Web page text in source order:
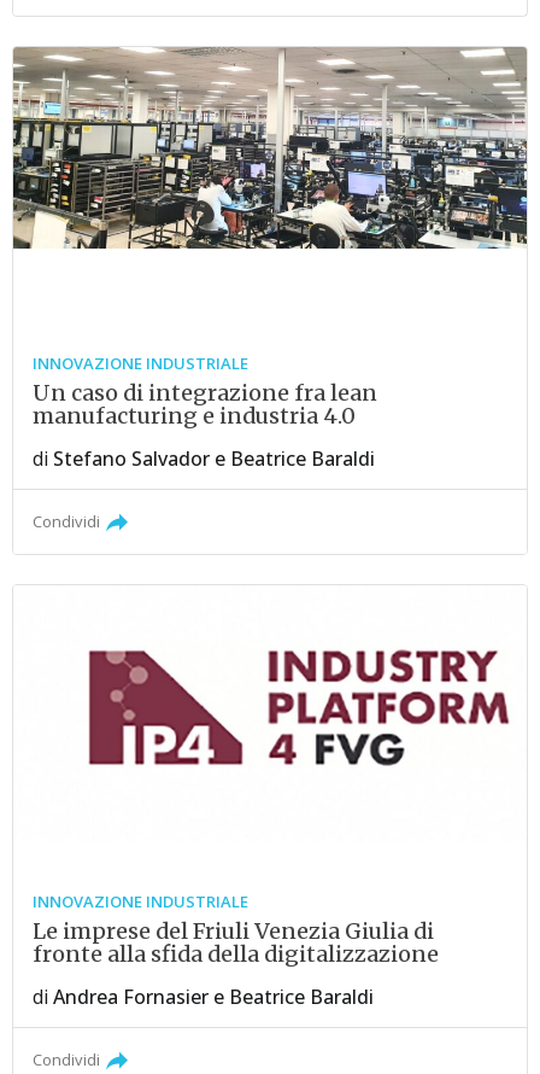
INNOVAZIONE INDUSTRIALE
Un caso di integrazione fra lean
manufacturing e industria 4.0
di Stefano Salvador e Beatrice Baraldi
Condividi
INNOVAZIONE INDUSTRIALE
Le imprese del Friuli Venezia Giulia di
fronte alla sfida della digitalizzazione
diAndrea Fornasier e Beatrice Baraldi
Condividi